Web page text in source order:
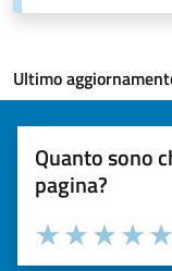
Ultimo
Quanto sono
pagina?
Valuta la chiarezza
Seleziona il
Valuta
Valuta 3
Valuta 2
Valuta 1 stelle su